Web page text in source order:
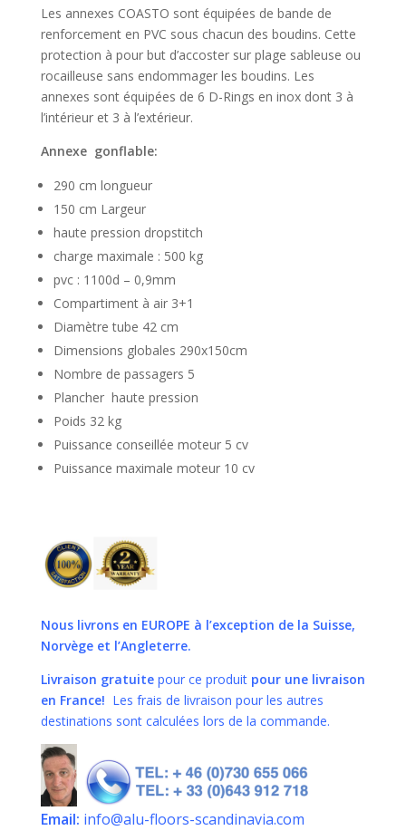
Les annexes COASTO sont équipées de bande de
renforcement en PVC sous chacun des boudins. Cette
protection à pour but d’accoster sur plage sableuse ou
rocailleuse sans endommager les boudins. Les
annexes sont équipées de 6 D-Rings en inox dont 3 à
l’intérieur et 3 à l’extérieur.
Annexe gonflable:
290 cm longueur
150 cm Largeur
haute pression dropstitch
charge maximale : 500 kg
pvc : 1100d – 0,9mm
Compartiment à air 3+1
Diamètre tube 42 cm
Dimensions globales 290x150cm
Nombre de passagers 5
Plancher haute pression
Poids 32 kg
Puissance conseillée moteur 5 cv
Puissance maximale moteur 10 cv
Nous livrons en EUROPE à l’exception de la Suisse,
Norvège et l’Angleterre.
Livraison gratuitepour ce produit pour une livraison
en France! Les frais de livraison pour les autres
destinations sont calculées lors de la commande.
Email: info@alu-floors-scandinavia.com